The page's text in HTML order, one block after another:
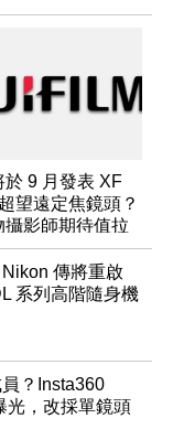
於 9 月發表 XF
望遠定焦鏡頭？
攝影師期待值拉
傳將重啟
系列高階隨身機
？Insta360
光，改採單鏡頭